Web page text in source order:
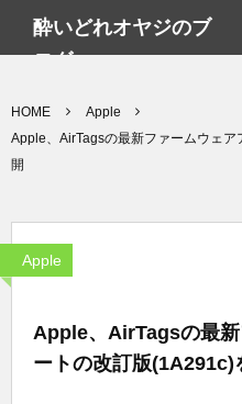
酔いどれオヤジのブ
ログwp
HOME
Apple
Apple、AirTagsの最新ファームウェ
開
Apple
Apple、AirTagsの最
ートの改訂版(1A291c)